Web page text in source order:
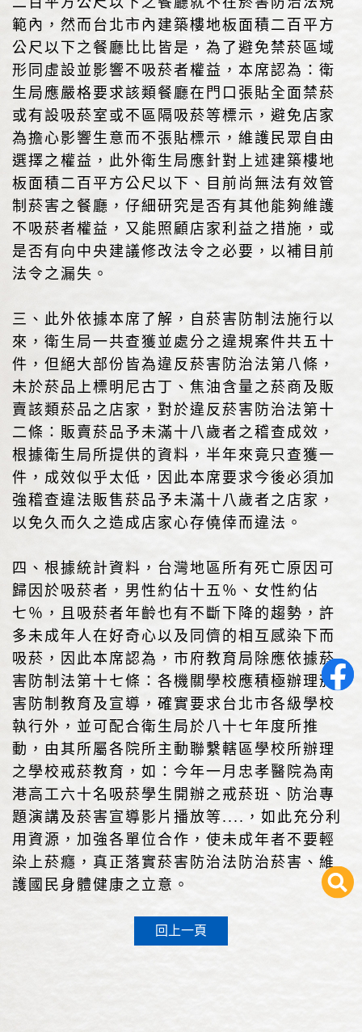
範內，然而台北市內建築樓地板面積二百平方
公尺以下之餐廳比比皆是，為了避免禁菸區域
形同虛設並影響不吸菸者權益，本席認為：衛
生局應嚴格要求該類餐廳在門口張貼全面禁菸
或有設吸菸室或不區隔吸菸等標示，避免店家
為擔心影響生意而不張貼標示，維護民眾自由
選擇之權益，此外衛生局應針對上述建築樓地
板面積二百平方公尺以下、目前尚無法有效管
制菸害之餐廳，仔細研究是否有其他能夠維護
不吸菸者權益，又能照顧店家利益之措施，或
是否有向中央建議修改法令之必要，以補目前
法令之漏失。
三、此外依據本席了解，自菸害防制法施行以
來，衛生局一共查獲並處分之違規案件共五十
件，但絕大部份皆為違反菸害防治法第八條，
未於菸品上標明尼古丁、焦油含量之菸商及販
賣該類菸品之店家，對於違反菸害防治法第十
二條：販賣菸品予未滿十八歲者之稽查成效，
根據衛生局所提供的資料，半年來竟只查獲一
件，成效似乎太低，因此本席要求今後必須加
強稽查違法販售菸品予未滿十八歲者之店家，
以免久而久之造成店家心存僥倖而違法。
四、根據統計資料，台灣地區所有死亡原因可
歸因於吸菸者，男性約佔十五％、女性約佔
七％，且吸菸者年齡也有不斷下降的趨勢，許
多未成年人在好奇心以及同儕的相互感染下而
吸菸，因此本席認為，市府教育局除應依據菸
害防制法第十七條：各機關學校應積極辦理菸
害防制教育及宣導，確實要求台北市各級學校
執行外，並可配合衛生局於八十七年度所推
動，由其所屬各院所主動聯繫轄區學校所辦理
之學校戒菸教育，如：今年一月忠孝醫院為南
港高工六十名吸菸學生開辦之戒菸班、防治專
題演講及菸害宣導影片播放等....，如此充分利
用資源，加強各單位合作，使未成年者不要輕
染上菸癮，真正落實菸害防治法防治菸害、維
護國民身體健康之立意。
回上一頁